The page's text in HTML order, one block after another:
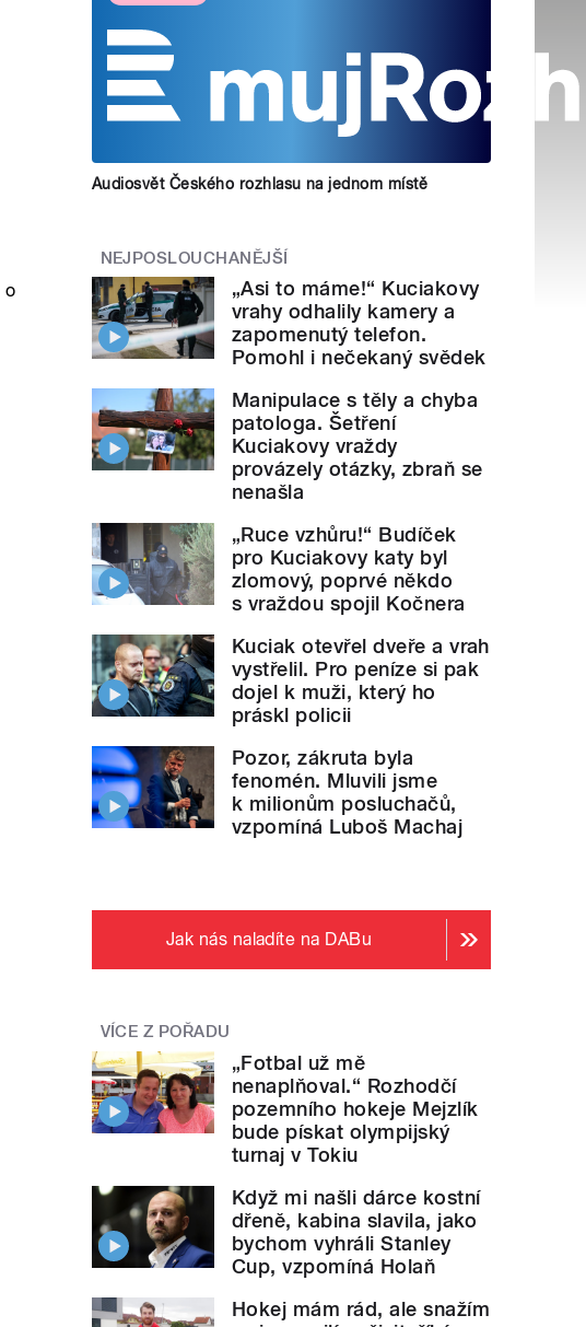
o
Audiosvět Českého rozhlasu na jednom místě
NEJPOSLOUCHANĚJŠÍ
„Asi to máme!“ Kuciakovy
vrahy odhalily kamery a
zapomenutý telefon.
Pomohl i nečekaný svědek
Manipulace s těly a chyba
patologa. Šetření
Kuciakovy vraždy
provázely otázky, zbraň se
nenašla
„Ruce vzhůru!“ Budíček
pro Kuciakovy katy byl
zlomový, poprvé někdo
s vraždou spojil Kočnera
Kuciak otevřel dveře a vrah
vystřelil. Pro peníze si pak
dojel k muži, který ho
práskl policii
Pozor, zákruta byla
fenomén. Mluvili jsme
k milionům posluchačů,
vzpomíná Luboš Machaj
Jak nás naladíte na DABu
VÍCE Z POŘADU
„Fotbal už mě
nenaplňoval.“ Rozhodčí
pozemního hokeje Mejzlík
bude pískat olympijský
turnaj v Tokiu
Když mi našli dárce kostní
dřeně, kabina slavila, jako
bychom vyhráli Stanley
Cup, vzpomíná Holaň
Hokej mám rád, ale snažím